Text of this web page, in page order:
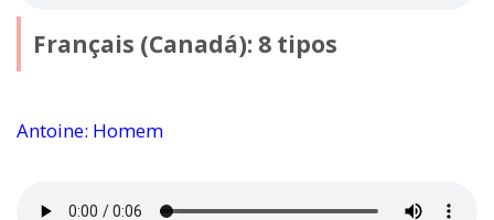
Français (Canadá): 8 tipos
Antoine: Homem